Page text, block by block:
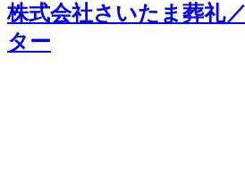
株式会社さいたま葬礼
ター